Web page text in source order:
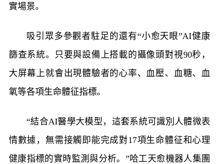
實場景。
吸引眾多參觀者駐足的還有“小愈天眼”AI健康
篩查系統。只要與設備上搭載的攝像頭對視90秒，
大屏幕上就會出現體驗者的心率、血壓、血糖、血
氧等各項生命體征指標。
“結合AI醫學大模型，這套系統可識別人體微表
情數據，無需接觸即能完成對17項生命體征和心理
健康指標的實時監測與分析。”哈工天愈機器人集團